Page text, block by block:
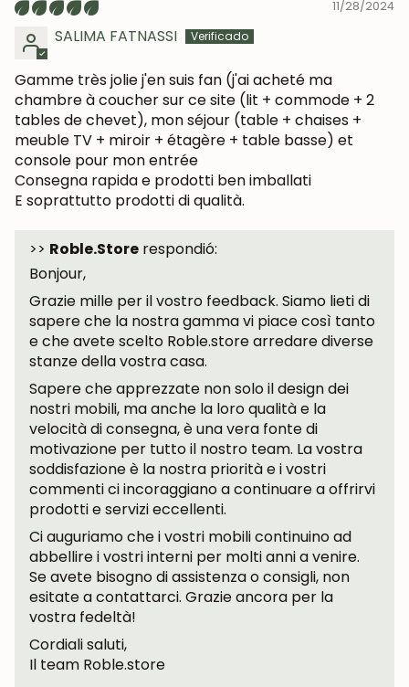
11/28/2024
SALIMA FATNASSI
Gamme très jolie j'en suis fan (j'ai acheté ma
chambre à coucher sur ce site (lit + commode + 2
tables de chevet), mon séjour (table + chaises +
meuble TV + miroir + étagère + table basse) et
console pour mon entrée
Consegna rapida e prodotti ben imballati
E soprattutto prodotti di qualità.
>> Roble.Store respondió:
Bonjour,
Grazie mille per il vostro feedback. Siamo lieti di
sapere che la nostra gamma vi piace così tanto
e che avete scelto Roble.store arredare diverse
stanze della vostra casa.
Sapere che apprezzate non solo il design dei
nostri mobili, ma anche la loro qualità e la
velocità di consegna, è una vera fonte di
motivazione per tutto il nostro team. La vostra
soddisfazione è la nostra priorità e i vostri
commenti ci incoraggiano a continuare a offrirvi
prodotti e servizi eccellenti.
Ci auguriamo che i vostri mobili continuino ad
abbellire i vostri interni per molti anni a venire.
Se avete bisogno di assistenza o consigli, non
esitate a contattarci. Grazie ancora per la
vostra fedeltà!
Cordiali saluti,
Il team Roble.store
UNISCITI ALLA NOSTRA
COMMUNITY
Ottieni uno sconto del 5%.
Novità e vantaggi riservati agli iscritti.
Iscrivermi